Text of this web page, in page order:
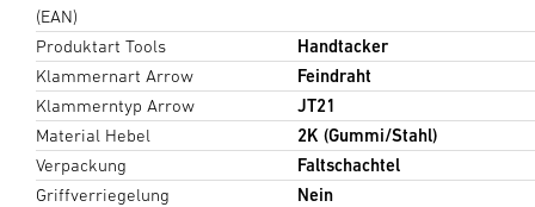
(EAN)
Produktart Tools
Handtacker
Klammernart Arrow
Feindraht
Klammerntyp Arrow
JT21
Material Hebel
2K (Gummi/Stahl)
Verpackung
Faltschachtel
Griffverriegelung
Nein